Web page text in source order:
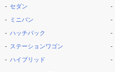
セダン
ミニバン
ハッチバック
ステーションワゴン
ハイブリッド